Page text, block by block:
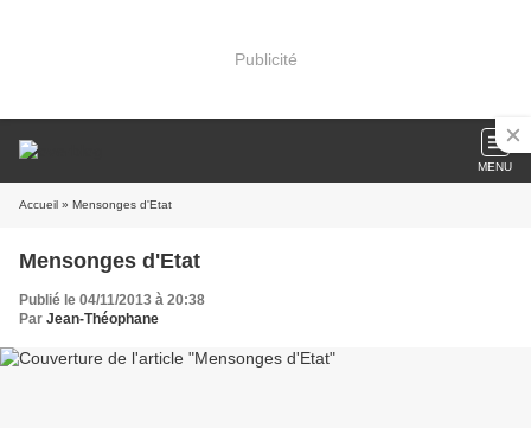
Publicité
MENU
Accueil » Mensonges d'Etat
Mensonges d'Etat
Publié le 04/11/2013 à 20:38
Par Jean-Théophane